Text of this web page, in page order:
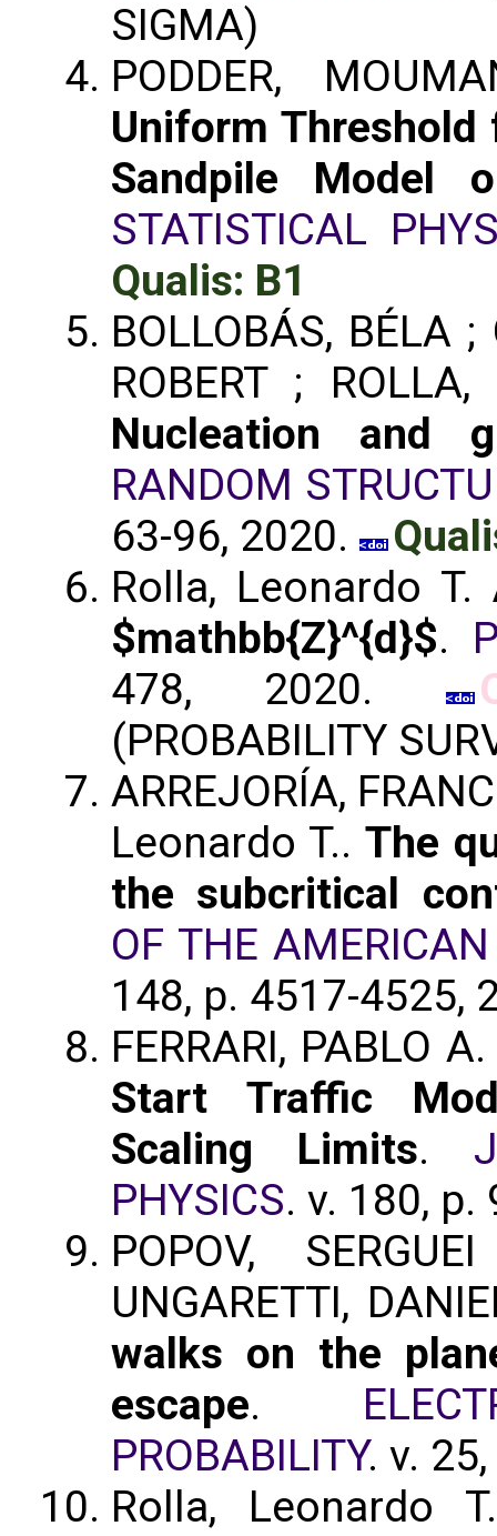
SIGMA)
PODDER,
Uniform
Sandpile Model
STATISTICAL
Qualis: B1
BOLLOBÁS, BÉLA ;
ROBERT ;
Nucleation and
RANDOM
63-96, 2020.
Rolla, Leonardo T.
$mathbb{Z}^{d}$.
478, 2020.
(PROBABILITY
ARREJORÍA,
Leonardo T..The
the subcritical
OF THE
148, p. 4517-4525,
FERRARI, PABLO
Start Traffic
Scaling Limits.
PHYSICS. v. 180,
POPOV,
UNGARETTI,
walks on the
escape.
PROBABILITY. v.
Rolla, Leonardo